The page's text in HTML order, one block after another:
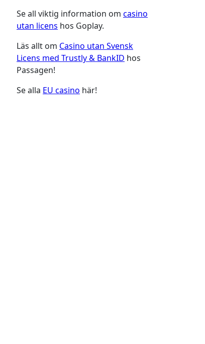
Se all viktig information om casino
utan licens hos Goplay.
Läs allt om Casino utan Svensk
Licens med Trustly & BankID hos
Passagen!
Se alla EU casino här!